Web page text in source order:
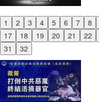
1 2 3 4 5 6 7 8
17
18 19 20 21 22
31
32
Previous
Next